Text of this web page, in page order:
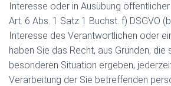
Interesse oder in Ausübung
Art. 6 Abs. 1 Satz 1 Buchst. f) DSGVO
Interesse des Verantwortlichen oder
haben Sie das Recht, aus Gründen, die
besonderen Situation ergeben,
Verarbeitung der Sie betreffenden